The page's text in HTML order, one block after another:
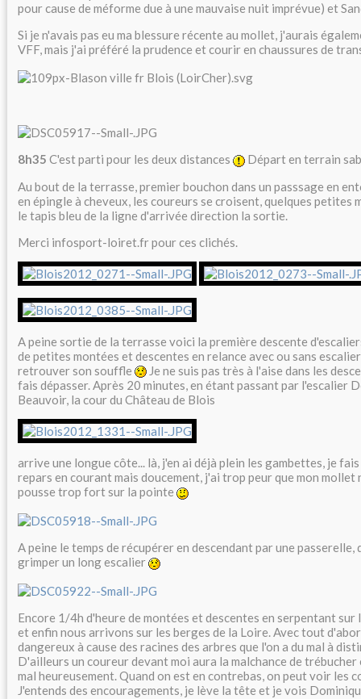
pour cause de méforme due à une mauvaise nuit imprévue) et
Si je n'avais pas eu ma blessure récente au mollet, j'aurais
VFF, mais j'ai préféré la prudence et courir en chaussures de
8h35 C'est parti pour les deux distances
Départ en terrain
Au bout de la terrasse, premier bouchon dans un passsage en
en épingle à cheveux, les coureurs se croisent, quelques petites
le tapis bleu de la ligne d'arrivée direction la sortie.
Merci infosport-loiret.fr pour ces clichés.
A peine sortie de la terrasse voici la première descente
de petites montées et descentes en relance avec ou sans
retrouver son souffle
Je ne suis pas très à l'aise dans les
fais dépasser. Après 20 minutes, en étant passant par l'escalier
Beauvoir, la cour du Château de Blois
arrive une longue côte... là, j'en ai déjà plein les gambettes, je
repars en courant mais doucement, j'ai trop peur que mon mollet
pousse trop fort sur la pointe
A peine le temps de récupérer en descendant par une
grimper un long escalier
Encore 1/4h d'heure de montées et descentes en serpentant sur
et enfin nous arrivons sur les berges de la Loire. Avec tout
dangereux à cause des racines des arbres que l'on a du mal à
D'ailleurs un coureur devant moi aura la malchance de
mal heureusement. Quand on est en contrebas, on peut voir les
J'entends des encouragements, je lève la tête et je vois